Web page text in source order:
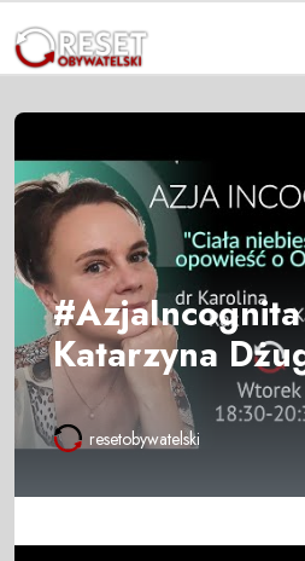
Katarzyna
resetobywatelski